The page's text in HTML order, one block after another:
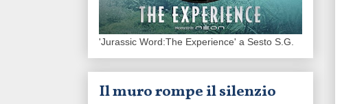
'Jurassic Word:The Experience' a Sesto S.G.
Il muro rompe il silenzio